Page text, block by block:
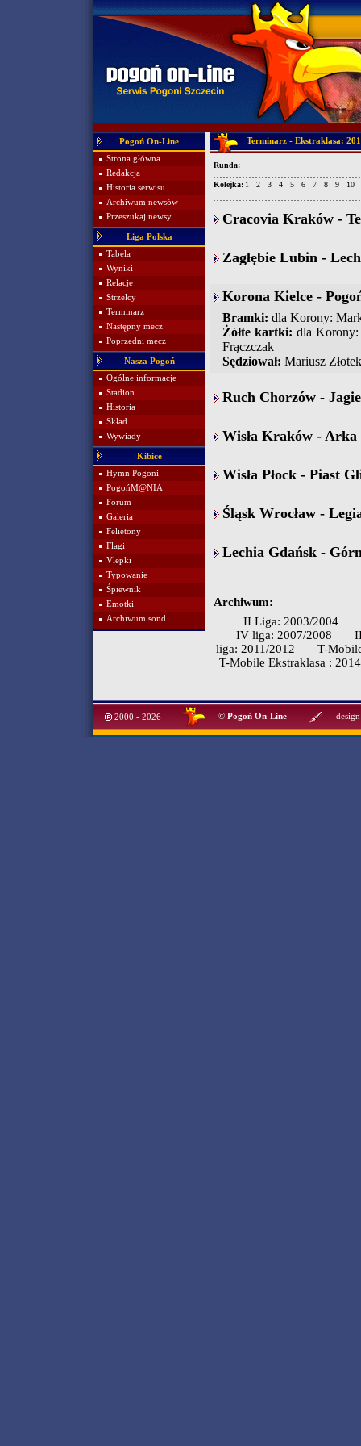
Pogoń On-Line
Strona główna
Redakcja
Historia serwisu
Archiwum newsów
Przeszukaj newsy
Liga Polska
Tabela
Wyniki
Relacje
Strzelcy
Terminarz
Następny mecz
Poprzedni mecz
Nasza Pogoń
Ogólne informacje
Stadion
Historia
Skład
Wywiady
Kibice
Hymn Pogoni
PogońM@NIA
Forum
Galeria
Felietony
Flagi
Vlepki
Typowanie
Śpiewnik
Emotki
Archiwum sond
Terminarz - Ekstraklasa:
Runda:
Kolejka: 1 2 3 4 5 6 7 8 9 10
Cracovia Kraków -
Zagłębie Lubin -
Korona Kielce -
Bramki: dla Korony:
Żółte kartki: dla
Frączczak
Sędziował: Mariusz Złotek
Ruch Chorzów -
Wisła Kraków -
Wisła Płock - Piast
Śląsk Wrocław -
Lechia Gdańsk -
Archiwum:
II Liga: 2003/2004
IV liga: 2007/2008
liga: 2011/2012
T-
T-Mobile Ekstraklasa :
2000 - 2026 © Pogoń On-Line